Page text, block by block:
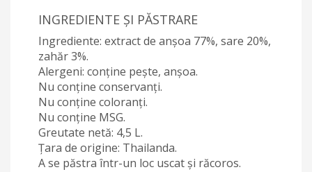
INGREDIENTE ȘI PĂSTRARE
Ingrediente: extract de anșoa 77%, sare 20%,
zahăr 3%.
Alergeni: conține pește, anșoa.
Nu conține conservanți.
Nu conține coloranți.
Nu conține MSG.
Greutate netă: 4,5 L.
Țara de origine: Thailanda.
A se păstra într-un loc uscat și răcoros.